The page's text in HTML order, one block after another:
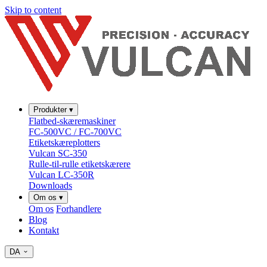
Skip to content
Produkter ▾
Flatbed-skæremaskiner
FC-500VC / FC-700VC
Etiketskæreplotters
Vulcan SC-350
Rulle-til-rulle etiketskærere
Vulcan LC-350R
Downloads
Om os ▾
Om os Forhandlere
Blog
Kontakt
DA